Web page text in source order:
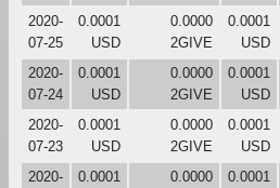
2020-
07-25
0.0001
USD
0.0000
2GIVE
0.0001
USD
2020-
07-24
0.0001
USD
0.0000
2GIVE
0.0001
USD
2020-
07-23
0.0001
USD
0.0000
2GIVE
0.0001
USD
2020-
0.0001
0.0000
0.0001